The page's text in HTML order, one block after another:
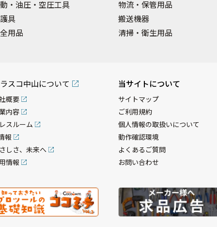
・油圧・空圧工具
具
用品
物流・保管用品
搬送機器
清掃・衛生用品
ラスコ中山について
概要
内容
スルーム
報
しさ、未来へ
情報
当サイトについて
サイトマップ
ご利用規約
個人情報の取扱いについて
動作確認環境
よくあるご質問
お問い合わせ